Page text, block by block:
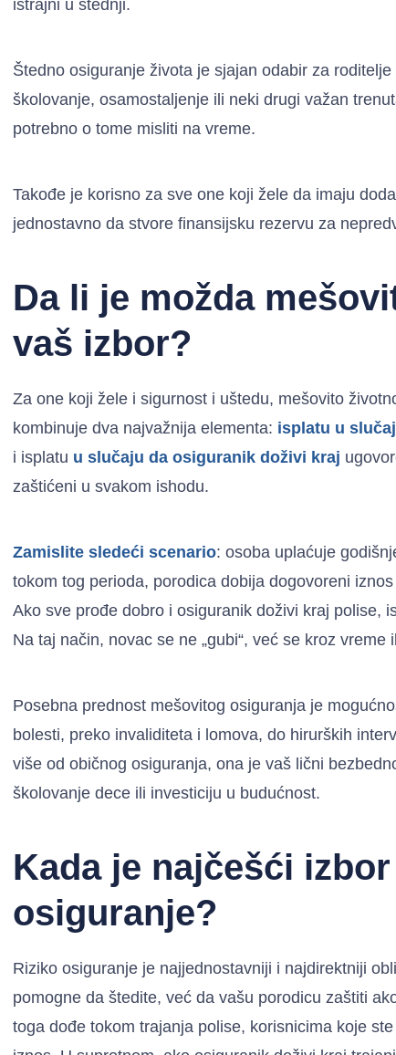
istrajni u štednji.
Štedno osiguranje života je sjajan odabir za
školovanje, osamostaljenje ili neki drugi važan
potrebno o tome misliti na vreme.
Takođe je korisno za sve one koji žele da imaju
jednostavno da stvore finansijsku rezervu za
Da li je možda
vaš izbor?
Za one koji žele i sigurnost i uštedu, mešovito
kombinuje dva najvažnija elementa: isplatu u
i isplatu u slučaju da osiguranik doživi kraj
zaštićeni u svakom ishodu.
Zamislite sledeći scenario: osoba uplaćuje
tokom tog perioda, porodica dobija dogovoreni
Ako sve prođe dobro i osiguranik doživi kraj polise,
Na taj način, novac se ne „gubi“, već se kroz
Posebna prednost mešovitog osiguranja je
bolesti, preko invaliditeta i lomova, do hirurških
više od običnog osiguranja, ona je vaš lični
školovanje dece ili investiciju u budućnost.
Kada je najčešći
osiguranje?
Riziko osiguranje je najjednostavniji i najdirektniji
pomogne da štedite, već da vašu porodicu zaštiti
toga dođe tokom trajanja polise, korisnicima koje